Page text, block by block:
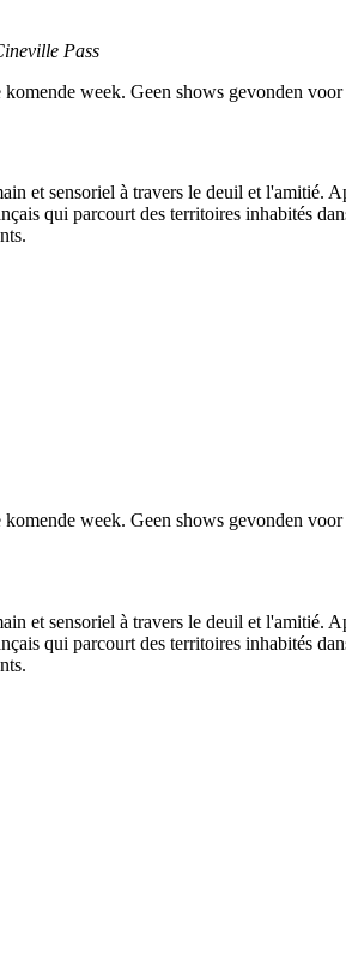
Pass
week. Geen shows gevonden
et sensoriel à travers le deuil et
qui parcourt des territoires inhabités
week. Geen shows gevonden
et sensoriel à travers le deuil et
qui parcourt des territoires inhabités